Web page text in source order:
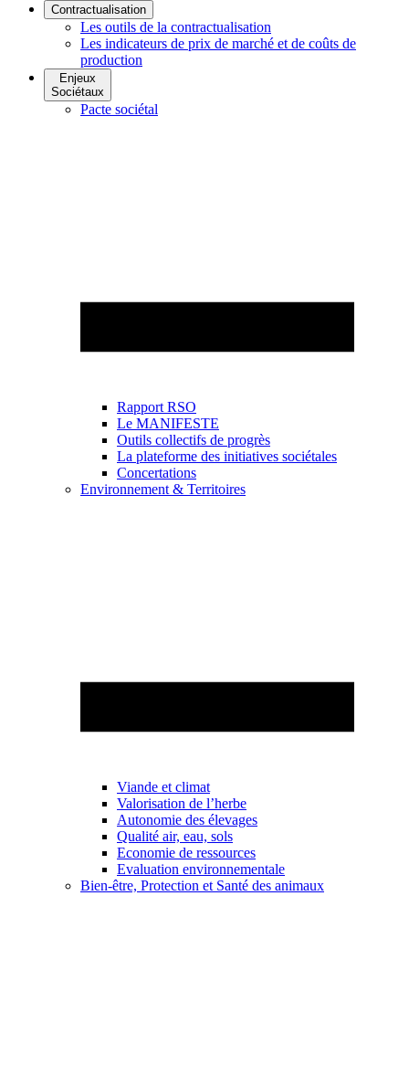
Contractualisation
Les outils de la contractualisation
Les indicateurs de prix de marché et de coûts de
production
Enjeux
Sociétaux
Pacte sociétal
Rapport RSO
Le MANIFESTE
Outils collectifs de progrès
La plateforme des initiatives sociétales
Concertations
Environnement & Territoires
Viande et climat
Valorisation de l’herbe
Autonomie des élevages
Qualité air, eau, sols
Economie de ressources
Evaluation environnementale
Bien-être, Protection et Santé des animaux